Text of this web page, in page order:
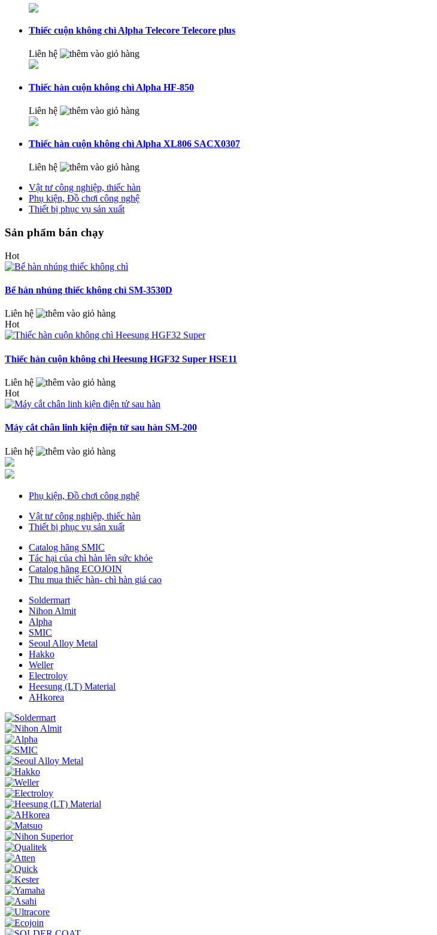
Thiếc cuộn không chì Alpha Telecore Telecore plus
Liên hệ
Thiếc hàn cuộn không chì Alpha HF-850
Liên hệ
Thiếc hàn cuộn không chì Alpha XL806 SACX0307
Liên hệ
Vật tư công nghiệp, thiếc hàn
Phụ kiện, Đồ chơi công nghệ
Thiết bị phục vụ sản xuất
Sản phẩm bán chạy
Hot
Bể hàn nhúng thiếc không chì SM-3530D
Liên hệ
Hot
Thiếc hàn cuộn không chì Heesung HGF32 Super HSE11
Liên hệ
Hot
Máy cắt chân linh kiện điện tử sau hàn SM-200
Liên hệ
Phụ kiện, Đồ chơi công nghệ
Vật tư công nghiệp, thiếc hàn
Thiết bị phục vụ sản xuất
Catalog hãng SMIC
Tác hại của chì hàn lên sức khỏe
Catalog hãng ECOJOIN
Thu mua thiếc hàn- chì hàn giá cao
Soldermart
Nihon Almit
Alpha
SMIC
Seoul Alloy Metal
Hakko
Weller
Electroloy
Heesung (LT) Material
AHkorea